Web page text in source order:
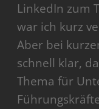
LinkedIn zum
war ich kurz
Aber bei
schnell klar,
Thema für